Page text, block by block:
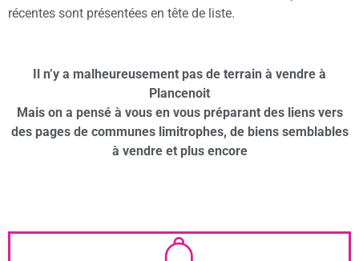
récentes sont présentées en tête de liste.
Il n’y a malheureusement pas de terrain à vendre à
Plancenoit
Mais on a pensé à vous en vous préparant des liens vers
des pages de communes limitrophes, de biens semblables
à vendre et plus encore